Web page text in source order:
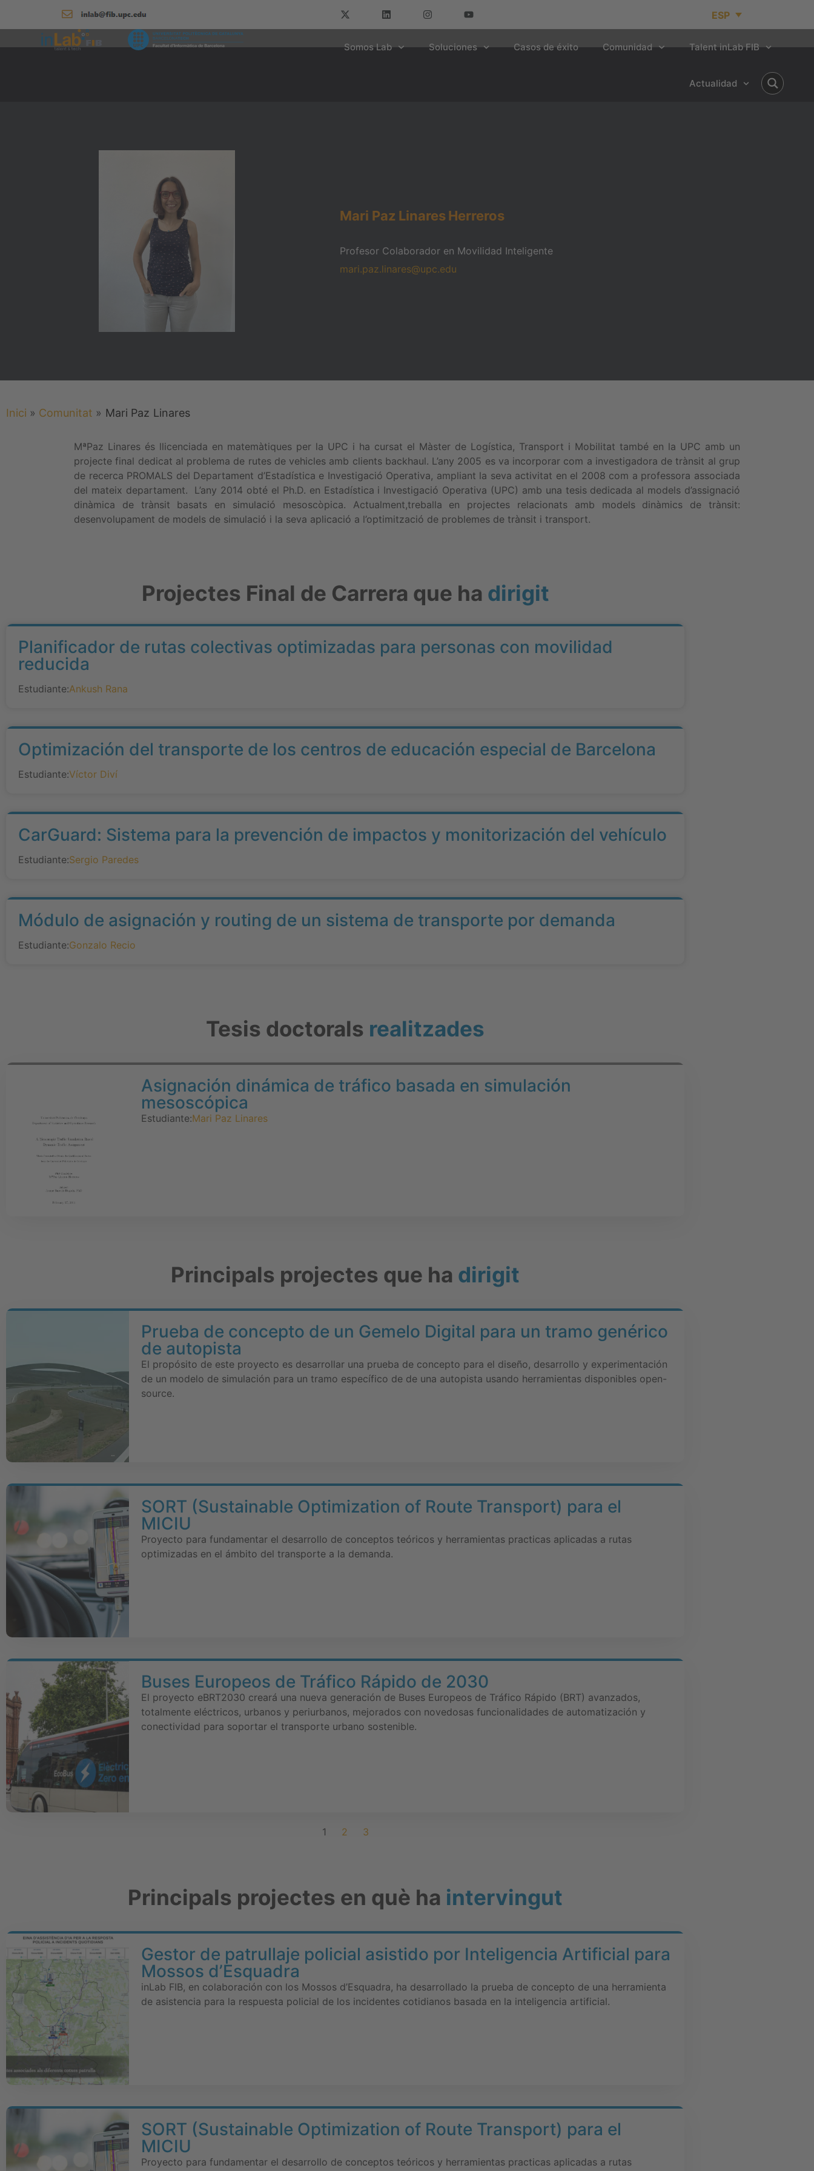
ESP
Somos Lab Soluciones Casos de éxito Comunidad Talent inLab FIB
Actualidad
Mari Paz LinaresHerreros
Profesor Colaborador en Movilidad Inteligente
mari.paz.linares@upc.edu
Inici » Comunitat » Mari Paz Linares
MªPaz Linares és llicenciada en matemàtiques per la UPC i ha cursat el Màster de Logística, Transport i Mobilitat també en la UPC amb un
projecte final dedicat al problema de rutes de vehicles amb clients backhaul. L’any 2005 es va incorporar com a investigadora de trànsit al grup
de recerca PROMALS del Departament d’Estadística e Investigació Operativa, ampliant la seva activitat en el 2008 com a professora associada
del mateix departament. L’any 2014 obté el Ph.D. en Estadística i Investigació Operativa (UPC) amb una tesis dedicada al models d’assignació
dinàmica de trànsit basats en simulació mesoscòpica. Actualment,treballa en projectes relacionats amb models dinàmics de trànsit:
desenvolupament de models de simulació i la seva aplicació a l’optimització de problemes de trànsit i transport.
Projectes Final de Carrera que ha dirigit
Planificador de rutas colectivas optimizadas para personas con movilidad
reducida
Estudiante:Ankush Rana
Optimización del transporte de los centros de educación especial de Barcelona
Estudiante:Víctor Diví
CarGuard: Sistema para la prevención de impactos y monitorización del vehículo
Estudiante:Sergio Paredes
Módulo de asignación y routing de un sistema de transporte por demanda
Estudiante:Gonzalo Recio
Tesis doctorals realitzades
Asignación dinámica de tráfico basada en simulación
mesoscópica
Estudiante:Mari Paz Linares
Principals projectes que ha dirigit
Prueba de concepto de un Gemelo Digital para un tramo genérico
de autopista
El propósito de este proyecto es desarrollar una prueba de concepto para el diseño, desarrollo y experimentación
de un modelo de simulación para un tramo específico de de una autopista usando herramientas disponibles open-
source.
SORT (Sustainable Optimization of Route Transport) para el
MICIU
Proyecto para fundamentar el desarrollo de conceptos teóricos y herramientas practicas aplicadas a rutas
optimizadas en el ámbito del transporte a la demanda.
Buses Europeos de Tráfico Rápido de 2030
El proyecto eBRT2030 creará una nueva generación de Buses Europeos de Tráfico Rápido (BRT) avanzados,
totalmente eléctricos, urbanos y periurbanos, mejorados con novedosas funcionalidades de automatización y
conectividad para soportar el transporte urbano sostenible.
1 2 3
Principals projectes en què ha intervingut
Gestor de patrullaje policial asistido por Inteligencia Artificial para
Mossos d’Esquadra
inLab FIB, en colaboración con los Mossos d’Esquadra, ha desarrollado la prueba de concepto de una herramienta
de asistencia para la respuesta policial de los incidentes cotidianos basada en la inteligencia artificial.
SORT (Sustainable Optimization of Route Transport) para el
MICIU
Proyecto para fundamentar el desarrollo de conceptos teóricos y herramientas practicas aplicadas a rutas